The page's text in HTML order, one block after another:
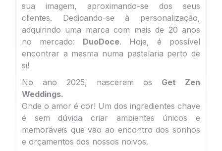
sua imagem, aproximando-se dos seus
clientes. Dedicando-se à personalização,
adquirindo uma marca com mais de 20 anos
no mercado: DuoDoce. Hoje, é possível
encontrar a mesma numa pastelaria perto de
si!
No ano 2025, nasceram os Get Zen
Weddings.
Onde o amor é cor! Um dos ingredientes chave
é sem dúvida criar ambientes únicos e
memoráveis que vão ao encontro dos sonhos
e orçamentos dos nossos noivos.